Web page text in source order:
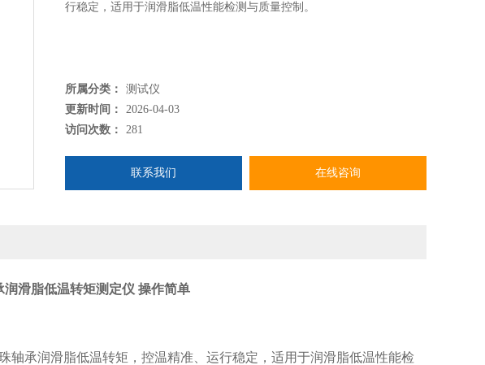
行稳定，适用于润滑脂低温性能检测与质量控制。
所属分类：
测试仪
更新时间：
2026-04-03
访问次数：
281
联系我们 在线咨询
润滑脂低温转矩测定仪 操作简单
轴承润滑脂低温转矩，控温精准、运行稳定，适用于润滑脂低温性能检